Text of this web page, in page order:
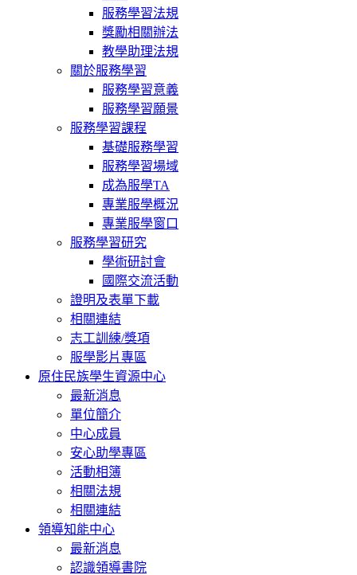
服務學習法規
獎勵相關辦法
教學助理法規
關於服務學習
服務學習意義
服務學習願景
服務學習課程
基礎服務學習
服務學習場域
成為服學TA
專業服學概況
專業服學窗口
服務學習研究
學術研討會
國際交流活動
證明及表單下載
相關連結
志工訓練/獎項
服學影片專區
原住民族學生資源中心
最新消息
單位簡介
中心成員
安心助學專區
活動相簿
相關法規
相關連結
領導知能中心
最新消息
認識領導書院